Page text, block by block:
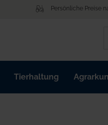
Persönliche Preise
Tierhaltung